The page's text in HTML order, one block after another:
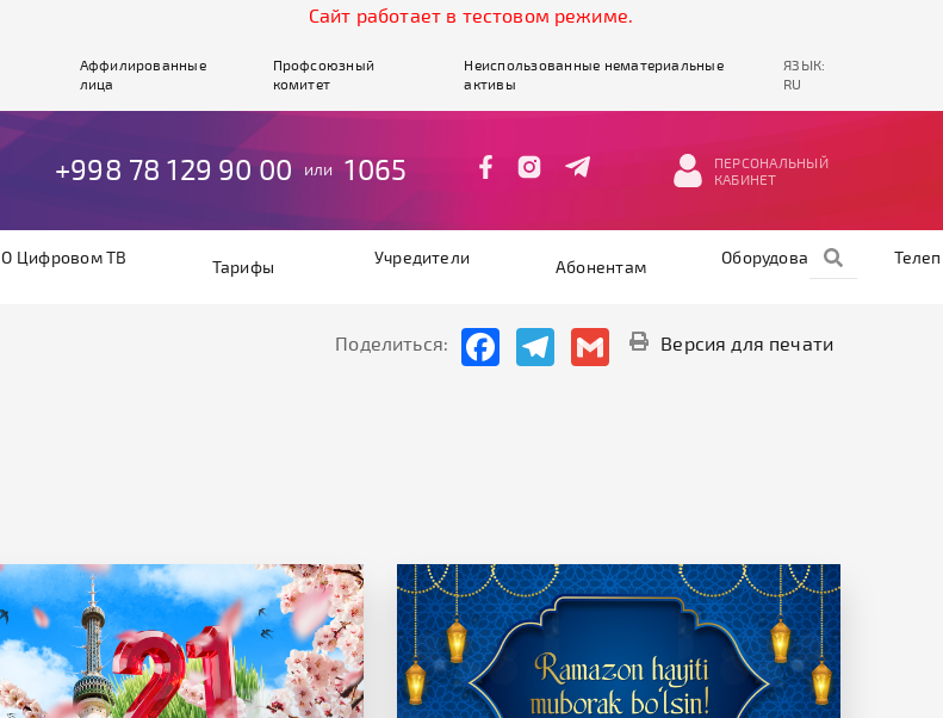
Cайт работает в тестовом режиме.
Аффилированные
лица
Профсоюзный
комитет
Неиспользованные нематериальные
активы
ЯЗЫК:
RU
+998 78 129 90 00 или 1065
ПЕРСОНАЛЬНЫЙ
КАБИНЕТ
О Цифровом ТВ Тарифы Учредители Абонентам Оборудование
Поделиться: FacebookTelegramGmail Версия для печати